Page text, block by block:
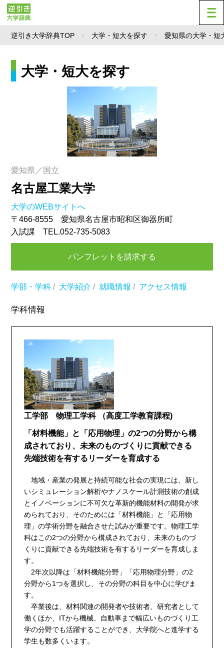
逆引き大学辞典TOP 大学・短大を探す 愛知県の大学・短
大学・短大を探す
愛知県／国立
名古屋工業大学
大学のWEBサイトへ
〒466-8555 愛知県名古屋市昭和区御器所町
入試課 TEL.052-735-5083
パンフレットを請求する
学部・学科 / 大学紹介 / 就職情報 / アクセス情報
学科情報
工学部 物理工学科 （高度工学教育課程)
「材料機能」と「応用物理」の2つの分野から構
成されており、未来のものづくりに貢献できる
先端技術を有するリーダーを育成する
地域・産業の発展と持続可能な社会の実現には、新し
いシミュレーション解析やナノスケール計測技術の創成
とイノベーションに不可欠な革新的機能材料の開発が求
められており、そのためには「材料機能」と「応用物
理」の学術分野を融合させた試みが重要です。物理工学
科はこの2つの分野から構成されており、未来のものづ
くりに貢献できる先端技術を有するリーダーを育成しま
す。
2年次以降は「材料機能分野」「応用物理分野」の2
分野から1つを選択し、その分野の科目を中心に学びま
す。
卒業後は、材料関連の開発者や技術者、研究者として
働くほか、ITから機械、自動車まで幅広いものづくり工
学の分野でも活躍することができ、大学院へと進学する
学生も数多くいます。